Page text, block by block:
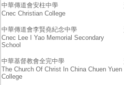
中華傳道會安柱中學
Cnec Christian College
中華傳道會李賢堯紀念中學
Cnec Lee I Yao Memorial Secondary
School
中華基督教會全完中學
The Church Of Christ In China Chuen Yuen
College